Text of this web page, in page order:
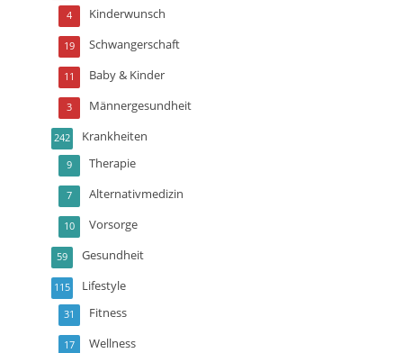
Kinderwunsch
4
Schwangerschaft
19
Baby & Kinder
11
Männergesundheit
3
Krankheiten
242
Therapie
9
Alternativmedizin
7
Vorsorge
10
Gesundheit
59
Lifestyle
115
Fitness
31
Wellness
17